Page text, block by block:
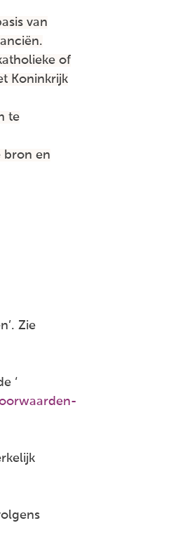
van
of
Koninkrijk
te
bron en
Zie
‘